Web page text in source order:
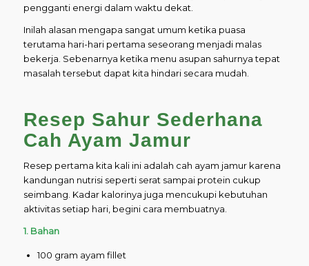
pengganti energi dalam waktu dekat.
Inilah alasan mengapa sangat umum ketika puasa
terutama hari-hari pertama seseorang menjadi malas
bekerja. Sebenarnya ketika menu asupan sahurnya tepat
masalah tersebut dapat kita hindari secara mudah.
Resep Sahur Sederhana
Cah Ayam Jamur
Resep pertama kita kali ini adalah cah ayam jamur karena
kandungan nutrisi seperti serat sampai protein cukup
seimbang. Kadar kalorinya juga mencukupi kebutuhan
aktivitas setiap hari, begini cara membuatnya.
1. Bahan
100 gram ayam fillet